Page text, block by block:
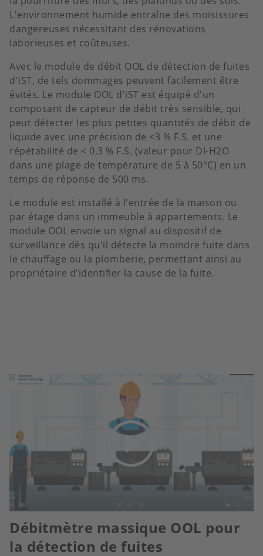
L'environnement humide entraîne des moisissures
dangereuses nécessitant des rénovations
laborieuses et coûteuses.
Avec le module de débit OOL de détection de fuites
d'iST, de tels dommages peuvent facilement être
évités. Le module OOL d'iST est équipé d'un
composant de capteur de débit très sensible, qui
peut détecter les plus petites quantités de débit de
liquide avec une précision de <3 % F.S. et une
répétabilité de < 0,3 % F.S. (valeur pour DI-H2O
dans une plage de température de 5 à 50°C) en un
temps de réponse de 500 ms.
Le module est installé à l'entrée de la maison ou
par étage dans un immeuble à appartements. Le
module OOL envoie un signal au dispositif de
surveillance dès qu'il détecte la moindre fuite dans
le chauffage ou la plomberie, permettant ainsi au
propriétaire d'identifier la cause de la fuite.
Débitmètre massique OOL pour
la détection de fuites